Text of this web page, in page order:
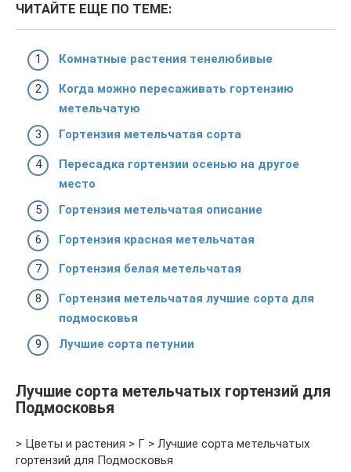
ЧИТАЙТЕ ЕЩЕ ПО ТЕМЕ:
Комнатные растения тенелюбивые
Когда можно пересаживать гортензию
метельчатую
Гортензия метельчатая сорта
Пересадка гортензии осенью на другое
место
Гортензия метельчатая описание
Гортензия красная метельчатая
Гортензия белая метельчатая
Гортензия метельчатая лучшие сорта для
подмосковья
Лучшие сорта петунии
Лучшие сорта метельчатых гортензий для
Подмосковья
> Цветы и растения > Г > Лучшие сорта метельчатых
гортензий для Подмосковья